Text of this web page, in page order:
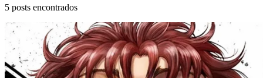
5 posts encontrados